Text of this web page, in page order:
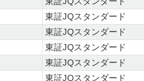
東証JQスタンダード
東証JQスタンダード
東証JQスタンダード
東証JQスタンダード
東証JQスタンダード